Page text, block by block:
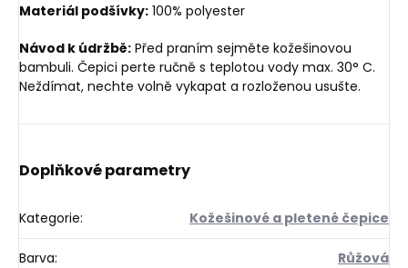
Materiál podšívky: 100% polyester
Návod k údržbě: Před praním sejměte kožešinovou
bambuli. Čepici perte ručně s teplotou vody max. 30° C.
Neždímat, nechte volně vykapat a rozloženou usušte.
Doplňkové parametry
Kategorie: Kožešinové a pletené čepice
Barva: Růžová